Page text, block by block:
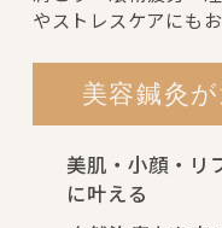
やストレスケアにもお
美容鍼灸
美肌・小顔・リ
に叶える